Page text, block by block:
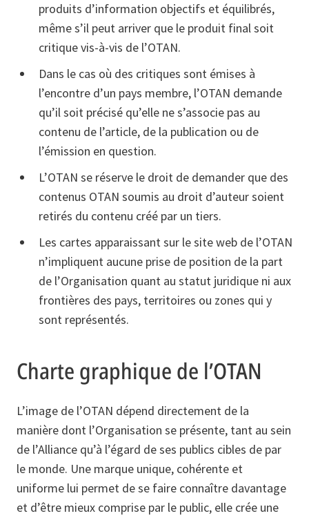
produits d’information objectifs et équilibrés,
même s’il peut arriver que le produit final soit
critique vis-à-vis de l’OTAN.
Dans le cas où des critiques sont émises à
l’encontre d’un pays membre, l’OTAN demande
qu’il soit précisé qu’elle ne s’associe pas au
contenu de l’article, de la publication ou de
l’émission en question.
L’OTAN se réserve le droit de demander que des
contenus OTAN soumis au droit d’auteur soient
retirés du contenu créé par un tiers.
Les cartes apparaissant sur le site web de l’OTAN
n’impliquent aucune prise de position de la part
de l’Organisation quant au statut juridique ni aux
frontières des pays, territoires ou zones qui y
sont représentés.
Charte graphique de l’OTAN
L’image de l’OTAN dépend directement de la
manière dont l’Organisation se présente, tant au sein
de l’Alliance qu’à l’égard de ses publics cibles de par
le monde. Une marque unique, cohérente et
uniforme lui permet de se faire connaître davantage
et d’être mieux comprise par le public, elle crée une